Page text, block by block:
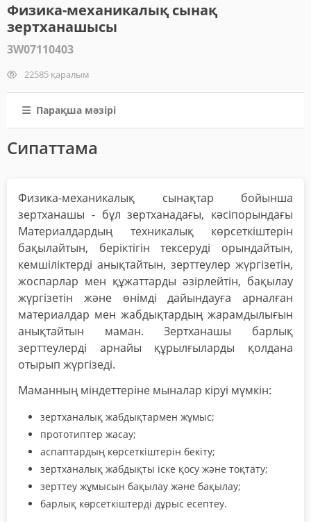
Физика-механикалық сынақ
зертханашысы
3W07110403
22585 қаралым
Парақша мәзірі
Сипаттама
Физика-механикалық сынақтар бойынша
зертханашы - бұл зертханадағы, кәсіпорындағы
Материалдардың техникалық көрсеткіштерін
бақылайтын, беріктігін тексеруді орындайтын,
кемшіліктерді анықтайтын, зерттеулер жүргізетін,
жоспарлар мен құжаттарды әзірлейтін, бақылау
жүргізетін және өнімді дайындауға арналған
материалдар мен жабдықтардың жарамдылығын
анықтайтын маман. Зертханашы барлық
зерттеулерді арнайы құрылғыларды қолдана
отырып жүргізеді.
Маманның міндеттеріне мыналар кіруі мүмкін:
зертханалық жабдықтармен жұмыс;
прототиптер жасау;
аспаптардың көрсеткіштерін бекіту;
зертханалық жабдықты іске қосу және тоқтату;
зерттеу жұмысын бақылау және бақылау;
барлық көрсеткіштерді дұрыс есептеу.